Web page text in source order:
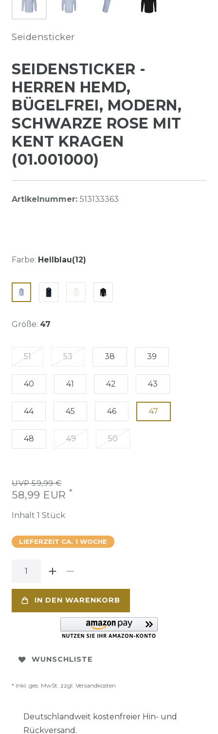
Seidensticker
SEIDENSTICKER -
HERREN HEMD,
BÜGELFREI, MODERN,
SCHWARZE ROSE MIT
KENT KRAGEN
(01.001000)
Artikelnummer: 513133363
Farbe: Hellblau(12)
Größe: 47
51 53 38 39
40 41 42 43
44 45 46 47
48 49 50
UVP 59,99 €
58,99 EUR *
Inhalt 1 Stück
LIEFERZEIT CA. 1 WOCHE
IN DEN WARENKORB
WUNSCHLISTE
* inkl. ges. MwSt. zzgl. Versandkosten
Deutschlandweit kostenfreier Hin- und
Rückversand.